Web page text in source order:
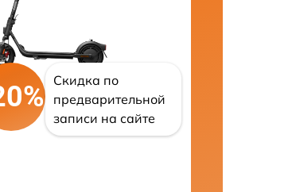
Скидка по
предварительной
записи на сайте